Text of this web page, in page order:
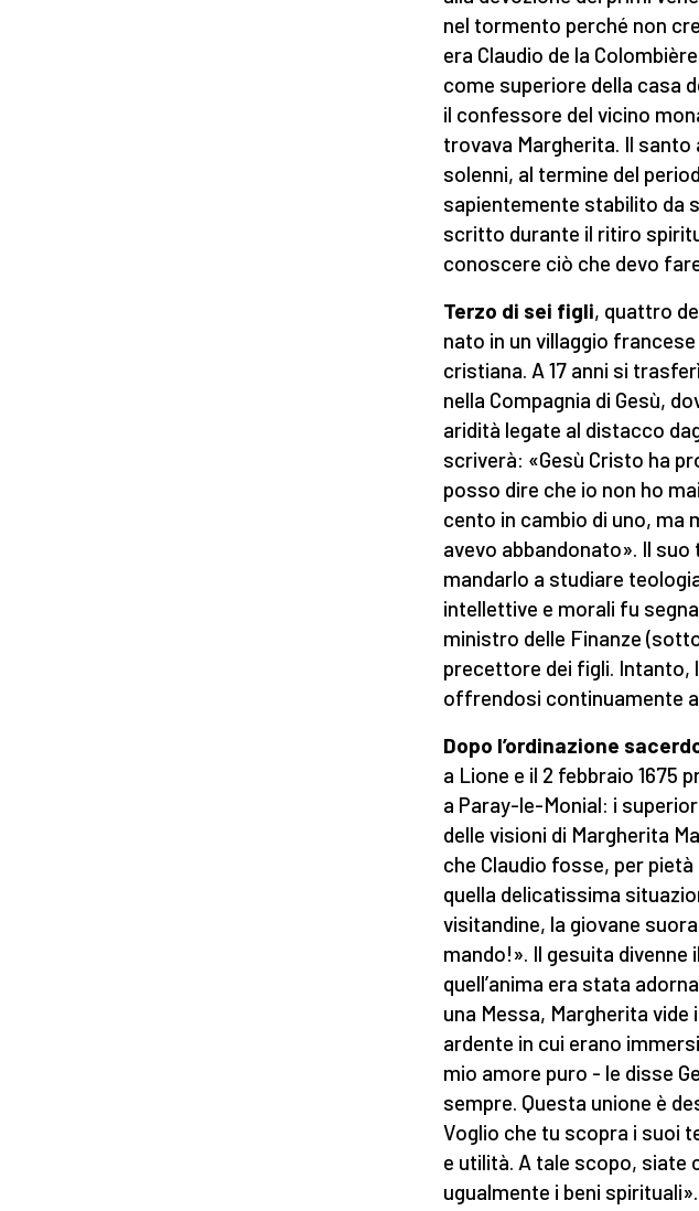
nel tormento perché non
era Claudio de la
come superiore della casa
il confessore del vicino
trovava Margherita. Il
solenni, al termine del
sapientemente stabilito da
scritto durante il ritiro
conoscere ciò che devo
Terzo di sei figli, quattro
nato in un villaggio
cristiana. A 17 anni si
nella Compagnia di Gesù,
aridità legate al distacco
scriverà: «Gesù Cristo ha
posso dire che io non ho
cento in cambio di uno, ma
avevo abbandonato». Il
mandarlo a studiare
intellettive e morali fu
ministro delle Finanze
precettore dei figli.
offrendosi continuamente a
Dopo l’ordinazione
a Lione e il 2 febbraio 1675
a Paray-le-Monial: i
delle visioni di Margherita
che Claudio fosse, per
quella delicatissima
visitandine, la giovane
mando!». Il gesuita divenne
quell’anima era stata
una Messa, Margherita
ardente in cui erano
mio amore puro - le disse
sempre. Questa unione è
Voglio che tu scopra i suoi
e utilità. A tale scopo, siate
ugualmente i beni spirituali».